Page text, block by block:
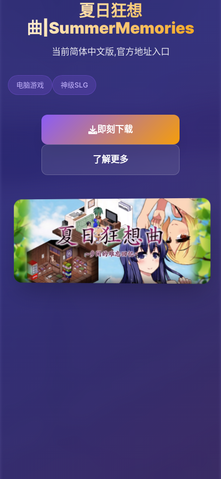
夏日狂想
曲|SummerMemories
当前简体中文版,官方地址入口
电脑游戏 神级SLG
即刻下载
了解更多